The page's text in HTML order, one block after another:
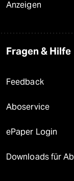
Anzeigen
Fragen & Hilfe
Feedback
Aboservice
ePaper Login
Downloads für